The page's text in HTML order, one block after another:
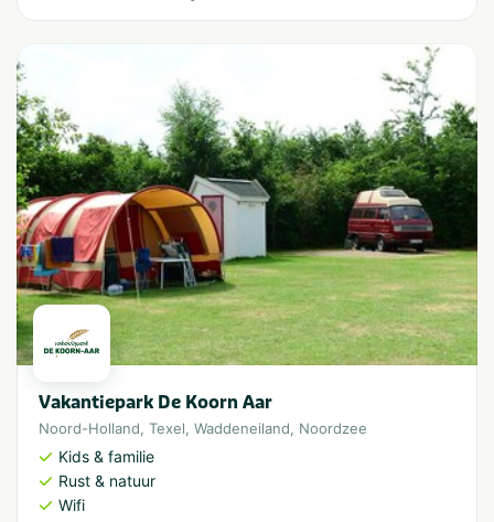
Vakantiepark De Koorn Aar
Noord-Holland, Texel, Waddeneiland, Noordzee
Kids & familie
Rust & natuur
Wifi